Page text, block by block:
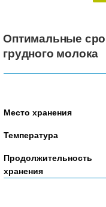
Оптимальные
грудного молока